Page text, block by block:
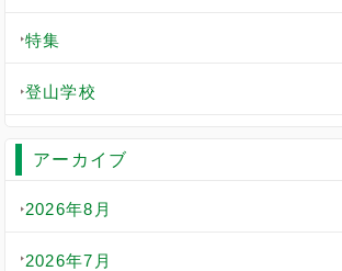
特集
登山学校
アーカイブ
2026年8月
2026年7月